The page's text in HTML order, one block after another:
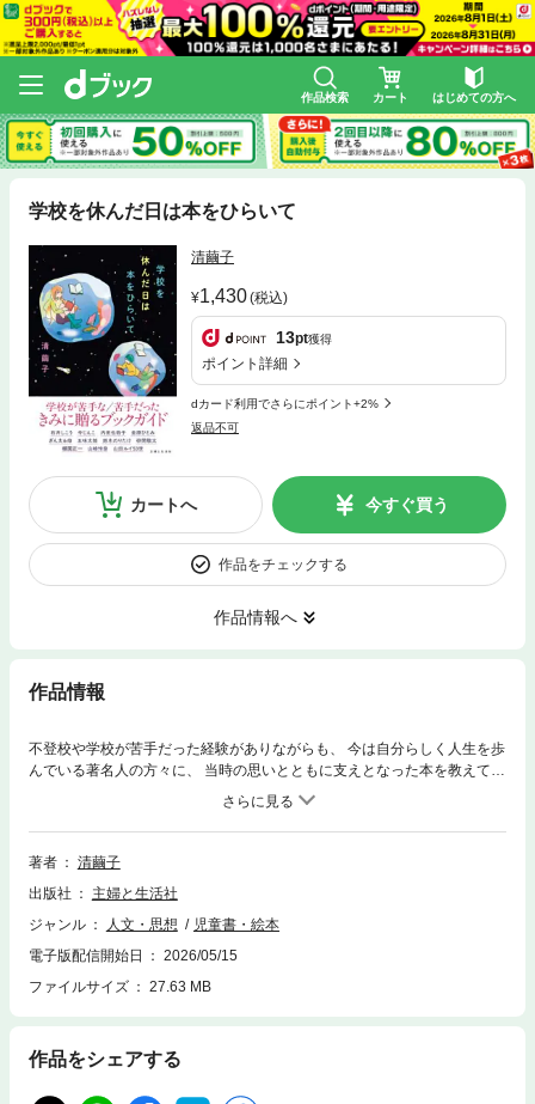
作品検索 カート はじめての方へ
学校を休んだ日は本をひらいて
清繭子
1,430(税込)
13pt獲得
ポイント詳細
dカード利用でさらにポイント+2%
返品不可
カートへ 今すぐ買う
作品をチェックする
作品情報へ
作品情報
不登校や学校が苦手だった経験がありながらも、 今は自分らしく人生を歩
んでいる著名人の方々に、 当時の思いとともに支えとなった本を教えても
らうインタビュー形式の書籍です。 2015年２学期の始業式直前、ある図
書館が 「学校が始まるのが死ぬほどつらい子は、学校を休んで図書館へい
らっしゃい」 とTwitterに投稿し、多くの共感と賛同を得ました。 作家へ
のインタビューでも 「学校が苦手で、本の世界に没頭することで救われ
ないか」 「この人も学校が苦手だったけど、立派な大人になっているじゃ
ないか」 そんなふうに子どもたちを安心させるブックガイドを作ろうと企
悩みがあって身動きが取れないと感じている苦しみの中で、 なにかひとす
じの光・ヒントになれたらと思います。 CHAPTER 1｜学校が苦手だった
（不登校スイマー） 「人より速く泳ぐことより自分の泳ぎを追求する イ
アン・ソープの言葉にはげまされて」 金原ひとみさん（小説家） 「憂鬱
も絶望も死にたみも 小説はまるごと肯定してくれた」 ぎん太さん（現役
著者
清繭子
出版社
主婦と生活社
ジャンル
人文・思想
児童書・絵本
電子版配信開始日
2026/05/15
ファイルサイズ
27.63 MB
作品をシェアする